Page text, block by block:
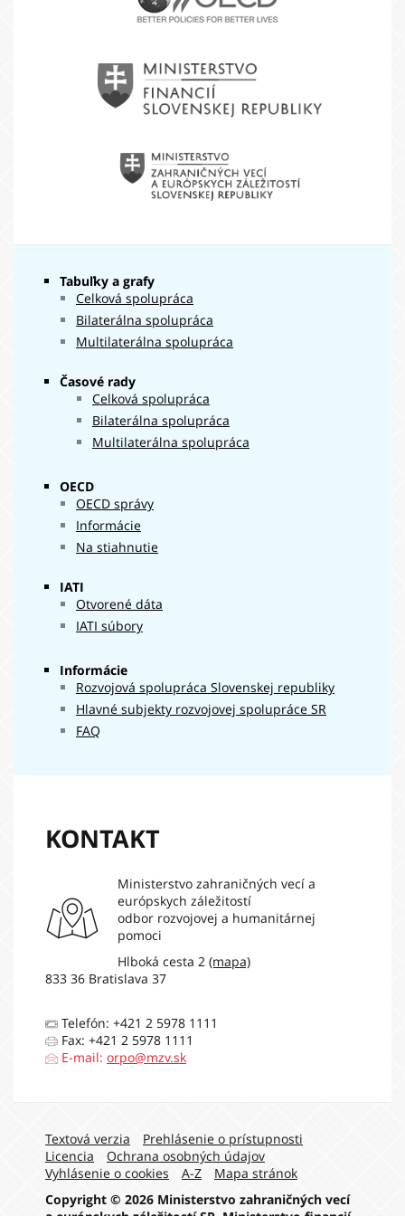
filtrované 761 €
SR
záležitostí
Tabuľky a grafy
Celková spolupráca
Bilaterálna spolupráca
Multilaterálna spolupráca
Časové rady
Celková spolupráca
Bilaterálna spolupráca
Multilaterálna spolupráca
OECD
OECD správy
Informácie
Na stiahnutie
IATI
Otvorené dáta
IATI súbory
Informácie
Rozvojová spolupráca Slovenskej republiky
Hlavné subjekty rozvojovej spolupráce SR
FAQ
KONTAKT
Ministerstvo zahraničných vecí a
európskych záležitostí
odbor rozvojovej a humanitárnej
pomoci
Hlboká cesta 2 (mapa)
833 36 Bratislava 37
Telefón: +421 2 5978 1111
Fax: +421 2 5978 1111
E-mail: orpo@mzv.sk
Navigation:
Textová verzia
Prehlásenie o prístupnosti
Licencia
Ochrana osobných údajov
Vyhlásenie o cookies
A-Z
Mapa stránok
Copyright © 2026 Ministerstvo zahraničných vecí